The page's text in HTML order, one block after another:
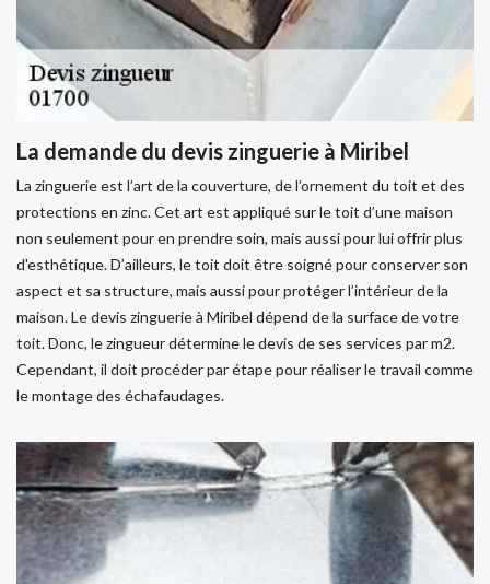
La demande du devis zinguerie à Miribel
La zinguerie est l’art de la couverture, de l’ornement du toit et des
protections en zinc. Cet art est appliqué sur le toit d’une maison
non seulement pour en prendre soin, mais aussi pour lui offrir plus
d'esthétique. D’ailleurs, le toit doit être soigné pour conserver son
aspect et sa structure, mais aussi pour protéger l’intérieur de la
maison. Le devis zinguerie à Miribel dépend de la surface de votre
toit. Donc, le zingueur détermine le devis de ses services par m2.
Cependant, il doit procéder par étape pour réaliser le travail comme
le montage des échafaudages.